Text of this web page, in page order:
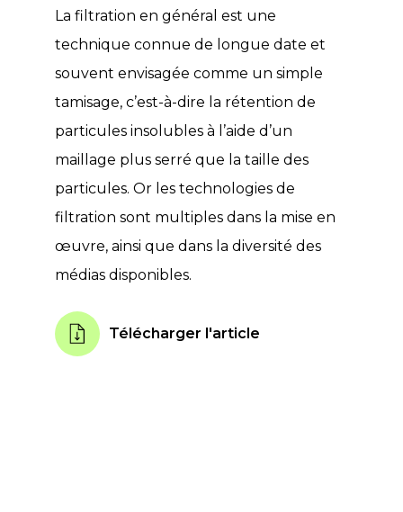
La filtration en général est une
technique connue de longue date et
souvent envisagée comme un simple
tamisage, c’est-à-dire la rétention de
particules insolubles à l’aide d’un
maillage plus serré que la taille des
particules. Or les technologies de
filtration sont multiples dans la mise en
œuvre, ainsi que dans la diversité des
médias disponibles.
Télécharger l'article